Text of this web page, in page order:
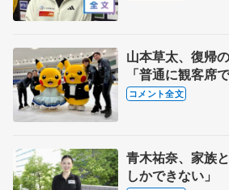
山本草太、復帰
「普通に観客席
い」 青木祐奈
コメント全文
青木祐奈、家族
しかできない」